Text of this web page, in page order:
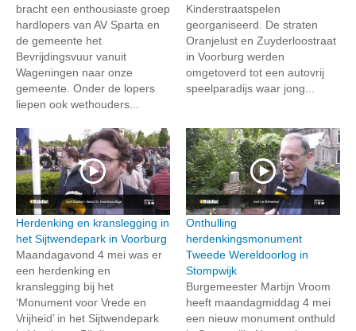
bracht een enthousiaste groep
hardlopers van AV Sparta en
de gemeente het
Bevrijdingsvuur vanuit
Wageningen naar onze
gemeente. Onder de lopers
liepen ook wethouders...
Kinderstraatspelen
georganiseerd. De straten
Oranjelust en Zuyderloostraat
in Voorburg werden
omgetoverd tot een autovrij
speelparadijs waar jong...
Herdenking en kranslegging in
het Sijtwendepark in Voorburg
Maandagavond 4 mei was er
een herdenking en
kranslegging bij het
‘Monument voor Vrede en
Vrijheid’ in het Sijtwendepark
Onthulling
herdenkingsmonument
Tweede Wereldoorlog in
Stompwijk
Burgemeester Martijn Vroom
heeft maandagmiddag 4 mei
een nieuw monument onthuld